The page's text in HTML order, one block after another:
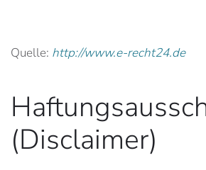
Quelle: http://www.e-recht24.de
(Disclaimer)